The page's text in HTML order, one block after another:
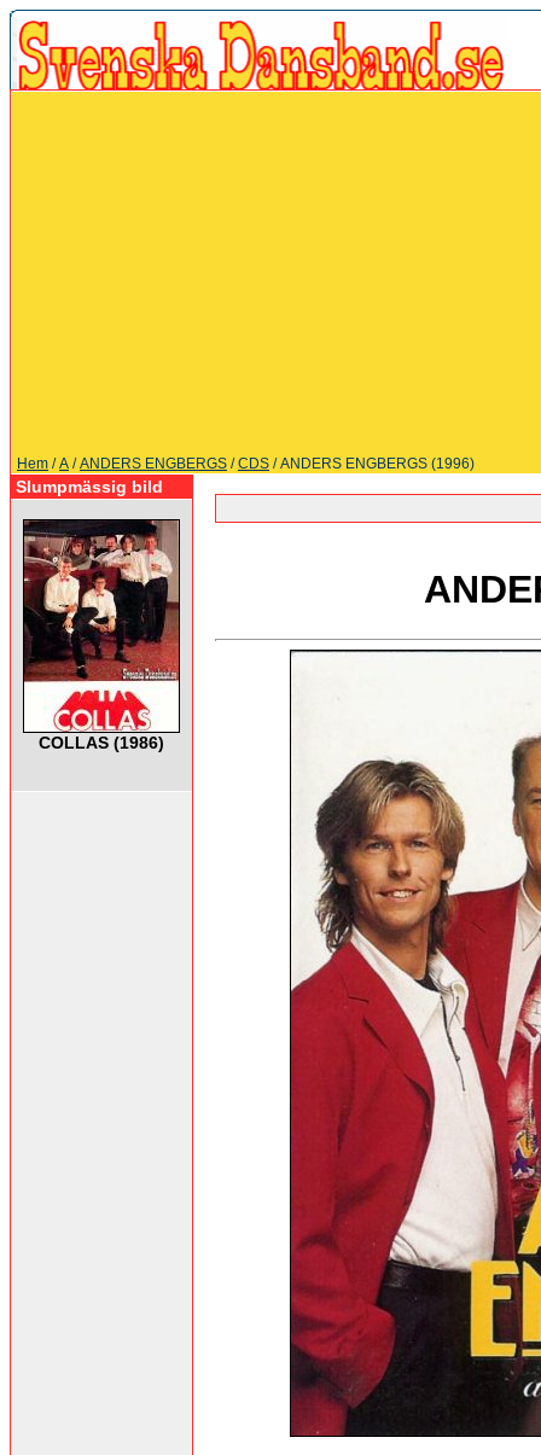
Hem /A /ANDERS ENGBERGS /CDS / ANDERS ENGBERGS (1996)
Slumpmässig bild
COLLAS (1986)